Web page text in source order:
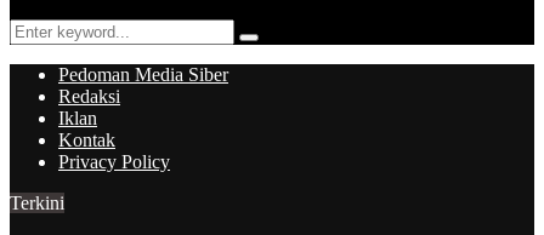
Search
for:
Search
Pedoman Media Siber
Redaksi
Iklan
Kontak
Privacy Policy
Terkini